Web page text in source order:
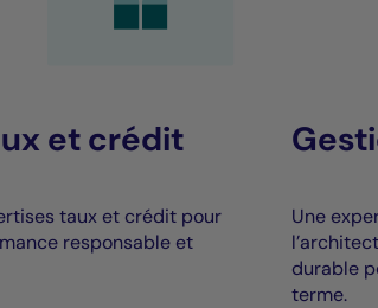
et crédit
taux et crédit pour
responsable et
Une
durable
terme.